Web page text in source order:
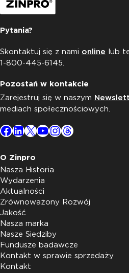
Pytania?
Skontaktuj się z nami online lub
1-800-445-6145.
Pozostań w kontakcie
Zarejestruj się w naszym
mediach społecznościowych.
Facebook
LinkedIn
X YouTube
Instagram
Threads
O Zinpro
Nasza Historia
Wydarzenia
Aktualności
Zrównoważony Rozwój
Jakość
Nasza marka
Nasze Siedziby
Fundusze badawcze
Kontakt w sprawie sprzedaży
Kontakt